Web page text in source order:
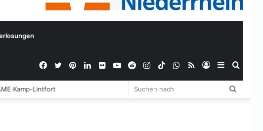
Sidebar
Anmelden
RSS
WhatsApp
TikTok
Instagram
Reddit
YouTube
Flickr
LinkedIn
Pinterest
Twitter
Facebook
Kamp-Lintfort